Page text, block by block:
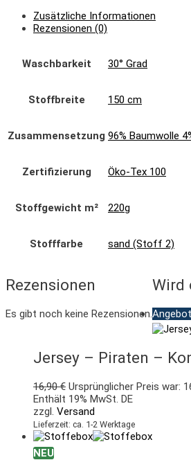
Zusätzliche Informationen
Rezensionen (0)
Waschbarkeit 30° Grad
Stoffbreite 150 cm
Zusammensetzung 96% Baumwolle
Zertifizierung Öko-Tex 100
Stoffgewicht m² 220g
Stofffarbe sand (Stoff 2)
Rezensionen
Es gibt noch keine Rezensionen.
Wird
Jersey – Piraten –
16,90€ Ursprünglicher Preis war:
Enthält 19% MwSt. DE
zzgl. Versand
Lieferzeit: ca. 1-2 Werktage
NEU